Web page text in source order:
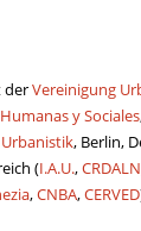
derVereinigung
y Sociales
, Berlin,
(I.A.U.,CRDALN
,CNBA,CERVED